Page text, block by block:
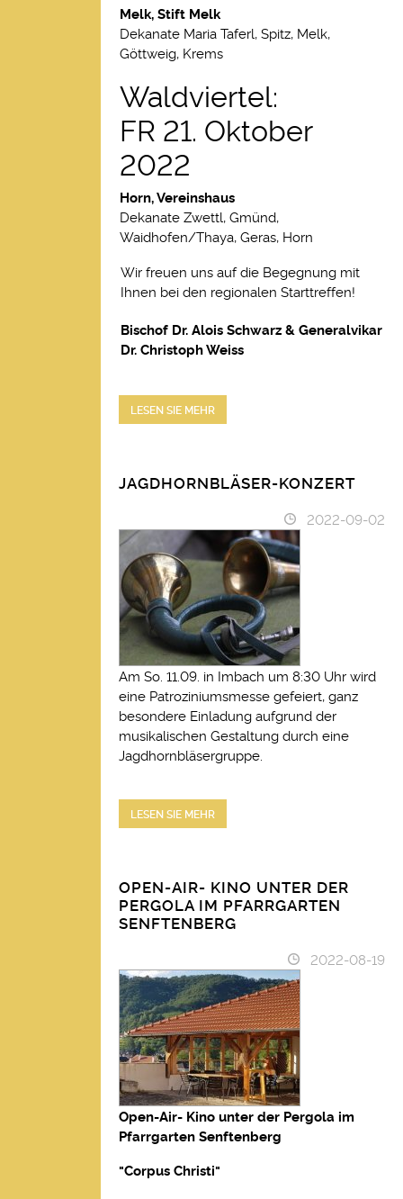
Melk, Stift Melk
Dekanate Maria Taferl, Spitz, Melk,
Göttweig, Krems
Waldviertel:
FR 21. Oktober
2022
Horn, Vereinshaus
Dekanate Zwettl, Gmünd,
Waidhofen/Thaya, Geras, Horn
Wir freuen uns auf die Begegnung mit
Ihnen bei den regionalen Starttreffen!
Bischof Dr. Alois Schwarz & Generalvikar
Dr. Christoph Weiss
LESEN SIE MEHR
JAGDHORNBLÄSER-KONZERT
2022-09-02
Am So. 11.09. in Imbach um 8:30 Uhr wird
eine Patroziniumsmesse gefeiert, ganz
besondere Einladung aufgrund der
musikalischen Gestaltung durch eine
Jagdhornbläsergruppe.
LESEN SIE MEHR
OPEN-AIR- KINO UNTER DER
PERGOLA IM PFARRGARTEN
SENFTENBERG
2022-08-19
Open-Air- Kino unter der Pergola im
Pfarrgarten Senftenberg
"Corpus Christi"